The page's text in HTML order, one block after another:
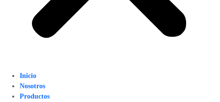
Inicio
Nosotros
Productos